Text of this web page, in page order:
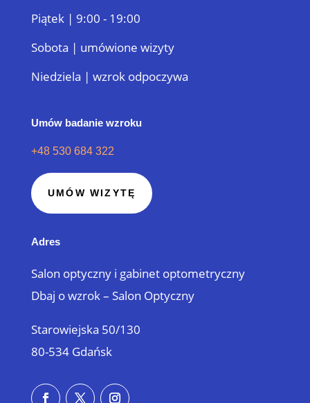
Piątek | 9:00 - 19:00
Sobota | umówione wizyty
Niedziela | wzrok odpoczywa
Umów badanie wzroku
+48 530 684 322
UMÓW WIZYTĘ
Adres
Salon optyczny i gabinet optometryczny
Dbaj o wzrok – Salon Optyczny
Starowiejska 50/130
80-534 Gdańsk